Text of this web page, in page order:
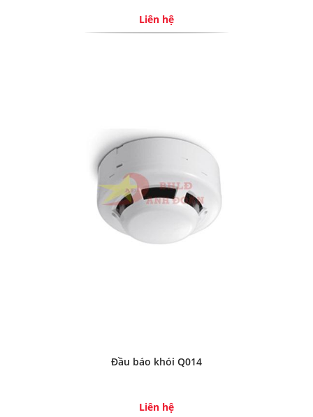
Liên hệ
Đầu báo khói Q014
Liên hệ